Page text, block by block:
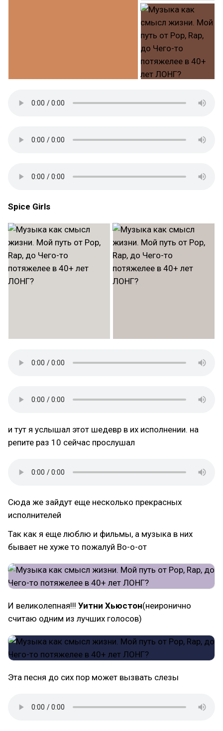
Spice Girls
и тут я услышал этот шедевр в их исполнении. на
репите раз 10 сейчас прослушал
Сюда же зайдут еще несколько прекрасных
исполнителей
Так как я еще люблю и фильмы, а музыка в них
бывает не хуже то пожалуй Во-о-от
И великолепная!!! Уитни Хьюстон(неиронично
считаю одним из лучших голосов)
Эта песня до сих пор может вызвать слезы